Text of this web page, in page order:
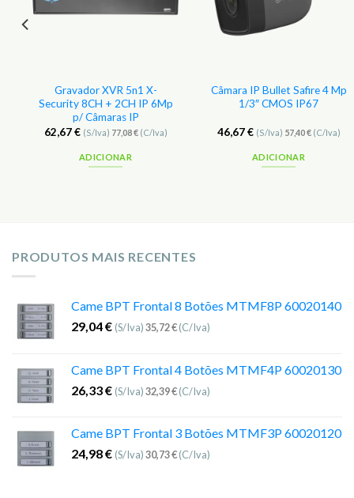
Gravador XVR 5n1 X-
Security 8CH + 2CH IP 6Mp
p/ Câmaras IP
62,67€ (S/Iva) 77,08€(C/Iva)
ADICIONAR
Câmara IP Bullet Safire 4 Mp
1/3″ CMOS IP67
46,67€ (S/Iva) 57,40€(C/Iva)
ADICIONAR
PRODUTOS MAIS RECENTES
Came BPT Frontal 8 Botões MTMF8P 60020140
29,04€ (S/Iva)35,72€(C/Iva)
Came BPT Frontal 4 Botões MTMF4P 60020130
26,33€ (S/Iva)32,39€(C/Iva)
Came BPT Frontal 3 Botões MTMF3P 60020120
24,98€ (S/Iva)30,73€(C/Iva)